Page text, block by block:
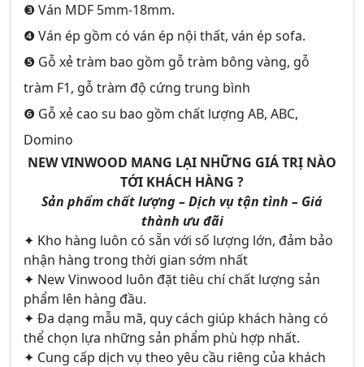
❸ Ván MDF 5mm-18mm.
❹ Ván ép gồm có ván ép nội thất, ván ép sofa.
❺ Gỗ xẻ tràm bao gồm gỗ tràm bông vàng, gỗ
tràm F1, gỗ tràm độ cứng trung bình
❻ Gỗ xẻ cao su bao gồm chất lượng AB, ABC,
Domino
NEW VINWOOD MANG LẠI NHỮNG GIÁ TRỊ NÀO
TỚI KHÁCH HÀNG ?
Sản phẩm chất lượng – Dịch vụ tận tình – Giá
thành ưu đãi
✦ Kho hàng luôn có sẵn với số lượng lớn, đảm bảo
nhận hàng trong thời gian sớm nhất
✦ New Vinwood luôn đặt tiêu chí chất lượng sản
phẩm lên hàng đầu.
✦ Đa dạng mẫu mã, quy cách giúp khách hàng có
thể chọn lựa những sản phẩm phù hợp nhất.
✦ Cung cấp dịch vụ theo yêu cầu riêng của khách